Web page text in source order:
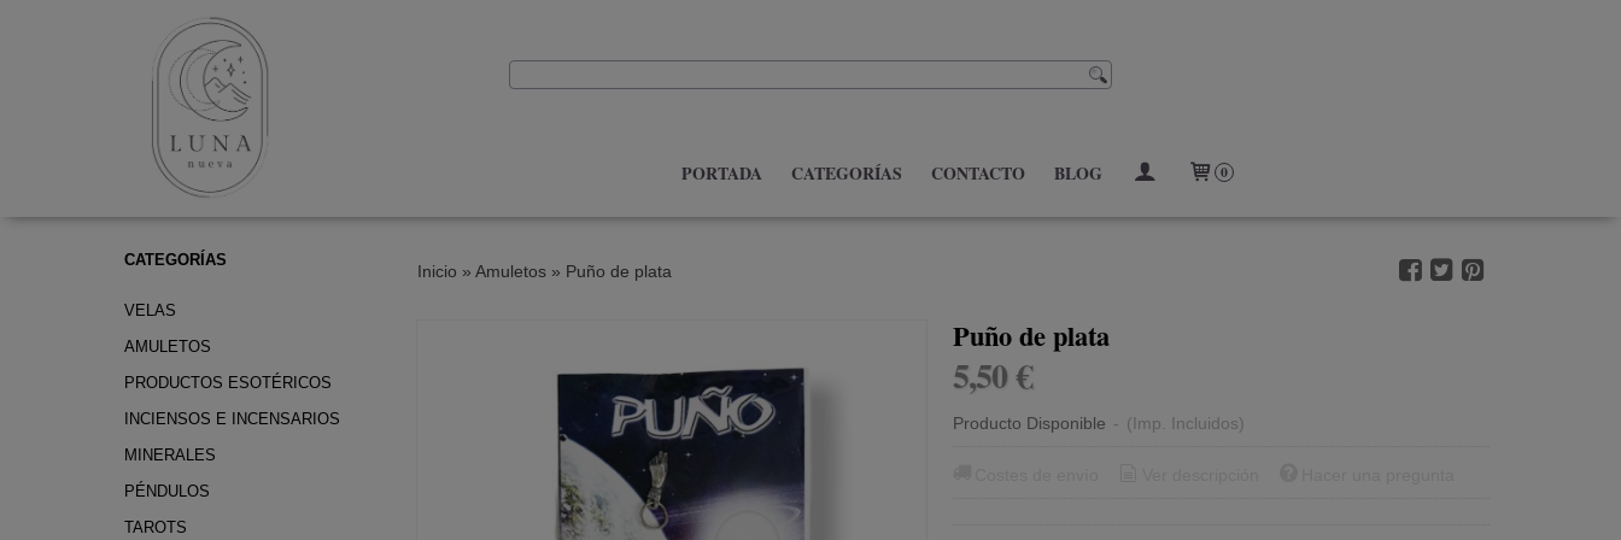
PORTADA CATEGORÍAS CONTACTO BLOG 0
CATEGORÍAS
VELAS
AMULETOS
PRODUCTOS ESOTÉRICOS
INCIENSOS E INCENSARIOS
MINERALES
PÉNDULOS
TAROTS
Inicio » Amuletos» Puño de plata
Puño de plata
5,50 €
Producto Disponible - (Imp. Incluidos)